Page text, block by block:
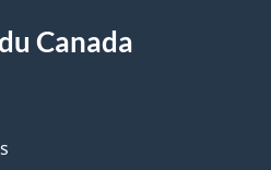
Canada